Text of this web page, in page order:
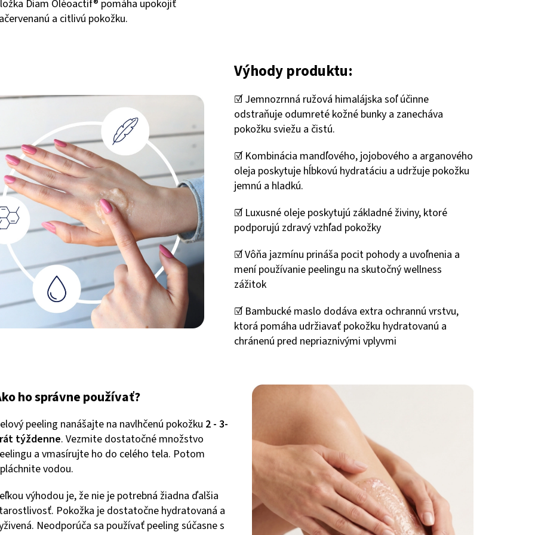
Diam Oléoactif® pomáha upokojiť
a citlivú pokožku.
Výhody produktu:
☑️ Jemnozrnná ružová himalájska soľ účinne
odstraňuje odumreté kožné bunky a zanecháva
pokožku sviežu a čistú.
☑️ Kombinácia mandľového, jojobového a arganového
oleja poskytuje hĺbkovú hydratáciu a udržuje pokožku
jemnú a hladkú.
☑️ Luxusné oleje poskytujú základné živiny, ktoré
podporujú zdravý vzhľad pokožky
☑️ Vôňa jazmínu prináša pocit pohody a uvoľnenia a
mení používanie peelingu na skutočný wellness
zážitok
☑️ Bambucké maslo dodáva extra ochrannú vrstvu,
ktorá pomáha udržiavať pokožku hydratovanú a
chránenú pred nepriaznivými vplyvmi
ho správne používať?
peeling nanášajte na navlhčenú pokožku 2 - 3-
týždenne. Vezmite dostatočné množstvo
a vmasírujte ho do celého tela. Potom
vodou.
výhodou je, že nie je potrebná žiadna ďalšia
Pokožka je dostatočne hydratovaná a
Neodporúča sa používať peeling súčasne s